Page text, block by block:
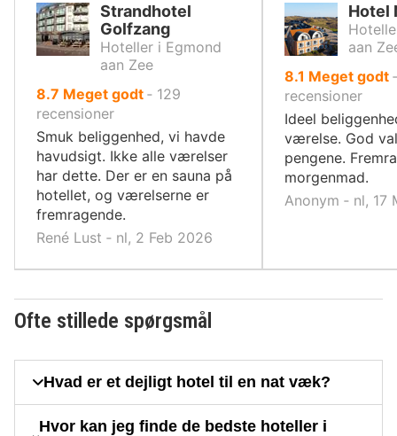
Strandhotel
Golfzang
Hoteller i Egmond
aan Zee
8.7 ud
af
10,
Meget godt ‐ 129
recensioner
Smuk beliggenhed, vi havde
havudsigt. Ikke alle værelser
har dette. Der er en sauna på
hotellet, og værelserne er
fremragende.
René Lust ‐ nl, 2 Feb 2026
Hotel
aan
8.1 ud
af
10,
Meget godt
recensioner
Ideel
værelse. God
pengene.
morgenmad.
Anonym ‐ nl, 17
Ofte stillede spørgsmål
Hvad er et dejligt hotel til en nat væk?
Hvor kan jeg finde de bedste hoteller i